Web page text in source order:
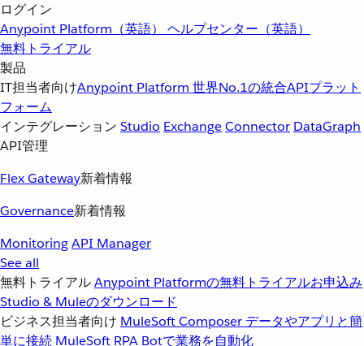
ログイン
Anypoint Platform（英語） ヘルプセンター（英語）
無料トライアル
製品
IT担当者向けAnypoint Platform 世界No.1の統合APIプラット
フォーム
インテグレーション Studio ExchangeConnector DataGraph
API管理
Flex Gateway新着情報
Governance新着情報
MonitoringAPI Manager
See all
無料トライアルAnypoint Platformの無料トライアルお申込み
Studio & Muleのダウンロード
ビジネス担当者向け MuleSoft Composer データやアプリと簡
単に接続 MuleSoft RPA Botで業務を自動化